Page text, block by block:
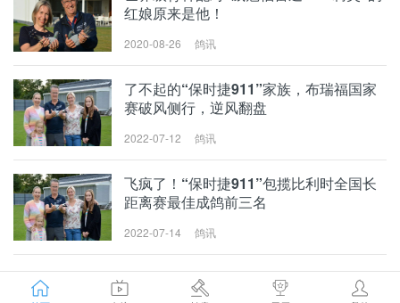
世界级育种配对“威
寇福雷迪” x “莉芙”的
红娘原来是他！
红娘原来是他！
2020-08-26 鸽讯
了不起的“保时捷91
1”家族，布瑞福国家
赛破风侧行，逆风翻
盘
了不起的“保时捷911”家族，布瑞福国家
赛破风侧行，逆风翻盘
2022-07-12 鸽讯
飞疯了！“保时捷91
1”包揽比利时全国长
距离赛最佳成鸽前三
飞疯了！“保时捷911”包揽比利时全国长
距离赛最佳成鸽前三名
2022-07-14 鸽讯